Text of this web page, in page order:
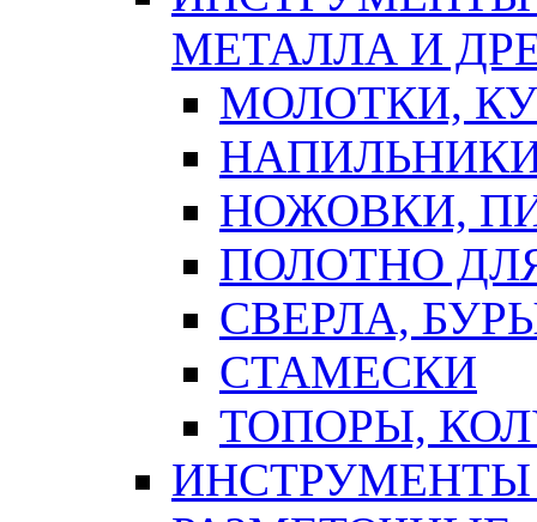
МЕТАЛЛА И
МОЛОТКИ,
НОЖОВКИ,
ПОЛОТНО
СВЕРЛА,
СТАМЕСКИ
ТОПОРЫ,
ИНСТРУМЕНТЫ